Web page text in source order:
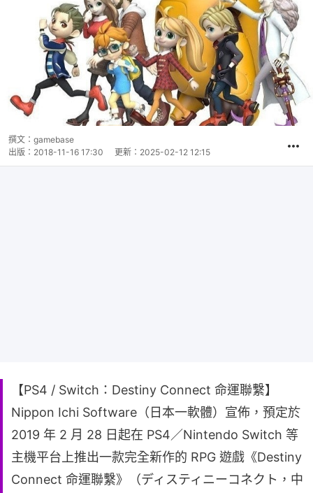
撰文： gamebase
出版： 2018-11-16 17:30 更新： 2025-02-12 12:15
【PS4 / Switch：Destiny Connect 命運聯繫】
Nippon Ichi Software（日本一軟體）宣佈，預定於
2019 年 2 月 28 日起在 PS4／Nintendo Switch 等
主機平台上推出一款完全新作的 RPG 遊戲《Destiny
Connect 命運聯繫》（ディスティニーコネクト，中